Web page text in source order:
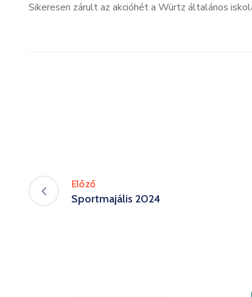
Sikeresen zárult az akcióhét a Würtz általános
Előző
Sportmajális 2024